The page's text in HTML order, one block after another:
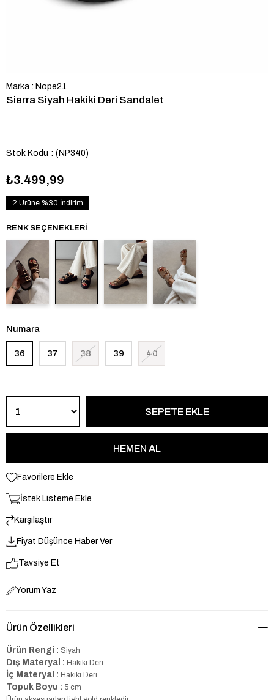
Marka : Nope21
Sierra Siyah Hakiki Deri Sandalet
Stok Kodu (NP340)
₺3.499,99
2.Ürüne %30 İndirim
RENK SEÇENEKLERI
Numara
36 37 38 39 40
Favorilere Ekle
İstek Listeme Ekle
Karşılaştır
Fiyat Düşünce Haber Ver
Tavsiye Et
Yorum Yaz
Ürün Özellikleri
Ürün Rengi : Siyah
Dış Materyal : Hakiki Deri
İç Materyal : Hakiki Deri
Topuk Boyu : 5 cm